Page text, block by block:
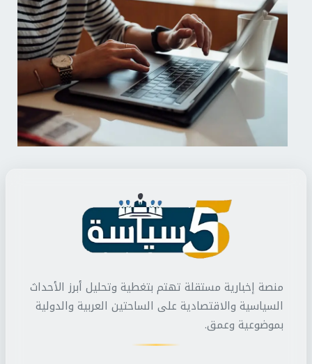
منصة إخبارية مستقلة تهتم بتغطية وتحليل أبرز الأحداث
السياسية والاقتصادية على الساحتين العربية والدولية
بموضوعية وعمق.